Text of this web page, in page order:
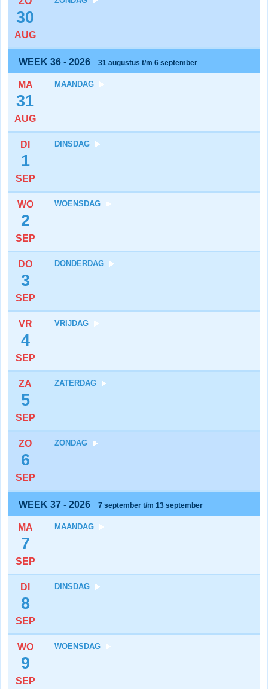
30
AUG
WEEK 36 - 2026 31 augustus t/m 6 september
MA
31
AUG
MAANDAG
DI
1
SEP
DINSDAG
WO
2
SEP
WOENSDAG
DO
3
SEP
DONDERDAG
VR
4
SEP
VRIJDAG
ZA
5
SEP
ZATERDAG
ZO
6
SEP
ZONDAG
WEEK 37 - 2026 7 september t/m 13 september
MA
7
SEP
MAANDAG
DI
8
SEP
DINSDAG
WO
9
SEP
WOENSDAG